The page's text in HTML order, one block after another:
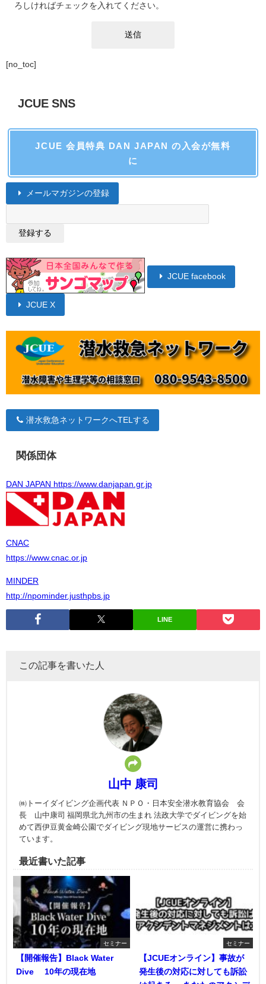
ろしければチェックを入れてください。
[no_toc]
JCUE SNS
JCUE 会員特典 DAN JAPAN の入会が無料
に
メールマガジンの登録
JCUE facebook
JCUE X
潜水救急ネットワークへTELする
関係団体
DAN JAPAN https://www.danjapan.gr.jp
CNAC
https://www.cnac.or.jp
MINDER
http://npominder.justhpbs.jp
LINE
この記事を書いた人
山中 康司
㈱トーイダイビング企画代表 ＮＰＯ・日本安全潜水教育協会 会
長 山中康司 福岡県北九州市の生まれ 法政大学でダイビングを始
めて西伊豆黄金崎公園でダイビング現地サービスの運営に携わっ
ています。
最近書いた記事
セミナー
【開催報告】Black Water
Dive® 10年の現在地
セミナー
【JCUEオンライン】事故が
発生後の対応に対しても訴訟